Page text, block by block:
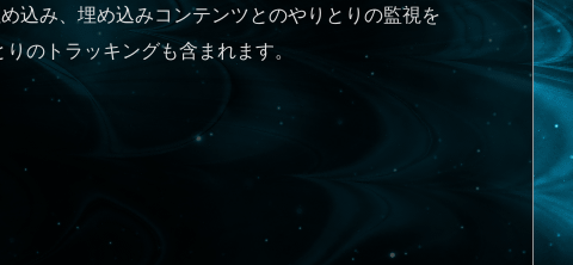
込み、埋め込みコンテンツとのやりとりの監視を
のトラッキングも含まれます。